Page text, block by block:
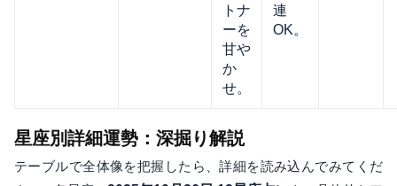
トナ
ーを
甘や
か
せ。
連
OK。
星座別詳細運勢：深掘り解説
テーブルで全体像を把握したら、詳細を読み込んでみてくだ